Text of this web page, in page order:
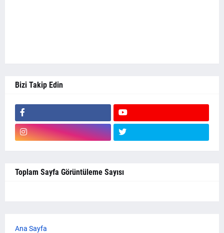
Bizi Takip Edin
Toplam Sayfa Görüntüleme Sayısı
Ana Sayfa